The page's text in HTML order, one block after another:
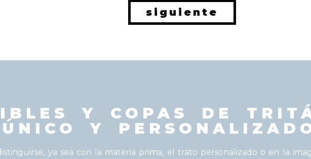
siguiente
Y COPAS DE
Y
ya sea con la materia prima, el trato personalizado o en la